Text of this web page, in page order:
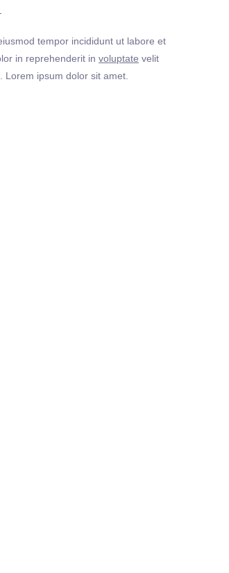
tempor incididunt ut labore et
in reprehenderit in voluptate velit
Lorem ipsum dolor sit amet.